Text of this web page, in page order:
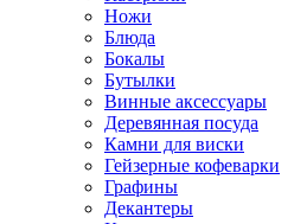
Ножи
Блюда
Бокалы
Бутылки
Винные аксессуары
Деревянная посуда
Камни для виски
Гейзерные кофеварки
Графины
Декантеры